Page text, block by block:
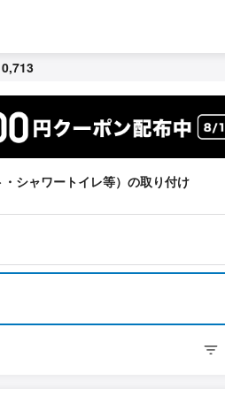
シャワートイレ等）の取り付け